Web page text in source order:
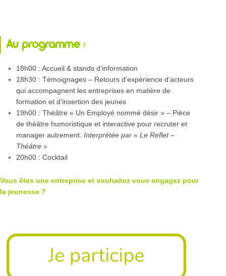
Au programme :
18h00 : Accueil & stands d’information
18h30 : Témoignages – Retours d’expérience d’acteurs
qui accompagnent les entreprises en matière de
formation et d’insertion des jeunes
19h00 : Théâtre « Un Employé nommé désir » – Pièce
de théâtre humoristique et interactive pour recruter et
manager autrement. Interprétée par « Le Reflet –
Théâtre »
20h00 : Cocktail
Vous êtes une entreprise et souhaitez vous engagez pour
la jeunesse ?